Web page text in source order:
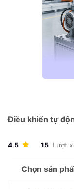
Điều khiển tự
4.5 15 Lượt
Chọn sản